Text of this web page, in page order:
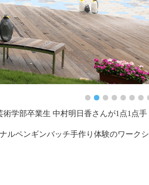
学部卒業生 中村明日香さんが1点1点手
ルペンギンバッチ手作り体験のワークシ